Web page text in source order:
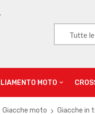
Tutte
MOTO
Giacche moto Giacche in